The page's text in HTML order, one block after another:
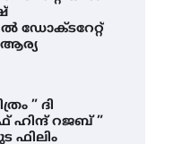
ഡോക്ടറേറ്റ്
ആര്യ
” ദി
റജബ് ”
ഫിലിം